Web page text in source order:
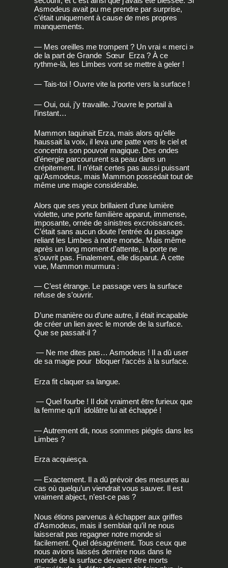
Asmodeus avait pu me prendre par surprise,
c’était uniquement à cause de mes propres
manquements.
— Mes oreilles me trompent ? Un vrai « merci »
de la part de Grande Sœur Erza ? À ce
rythme-là, les Limbes vont se mettre à geler !
— Tais-toi ! Ouvre vite la porte vers la surface !
— Oui, oui, j’y travaille. J’ouvre le portail à
l’instant…
Mammon taquinait Erza, mais alors qu’elle
haussait la voix, il leva une patte vers le ciel et
concentra son pouvoir magique. Des ondes
d’énergie parcoururent sa peau dans un
crépitement. Il n’était certes pas aussi puissant
qu’Asmodeus, mais Mammon possédait tout de
même une magie considérable.
Alors que ses yeux brillaient d’une lumière
violette, une porte familière apparut, immense,
imposante, ornée de sinistres excroissances.
C’était sans aucun doute l’entrée du passage
reliant les Limbes à notre monde. Mais même
après un long moment d’attente, la porte ne
s’ouvrit pas. Finalement, elle disparut. À cette
vue, Mammon murmura :
— C’est étrange. Le passage vers la surface
refuse de s’ouvrir.
D’une manière ou d’une autre, il était incapable
de créer un lien avec le monde de la surface.
Que se passait-il ?
— Ne me dites pas… Asmodeus ! Il a dû user
de sa magie pour bloquer l’accès à la surface.
Erza fit claquer sa langue.
— Quel fourbe ! Il doit vraiment être furieux que
la femme qu’il idolâtre lui ait échappé !
— Autrement dit, nous sommes piégés dans les
Limbes ?
Erza acquiesça.
— Exactement. Il a dû prévoir des mesures au
cas où quelqu’un viendrait vous sauver. Il est
vraiment abject, n’est-ce pas ?
Nous étions parvenus à échapper aux griffes
d’Asmodeus, mais il semblait qu’il ne nous
laisserait pas regagner notre monde si
facilement. Quel désagrément. Tous ceux que
nous avions laissés derrière nous dans le
monde de la surface devaient être morts